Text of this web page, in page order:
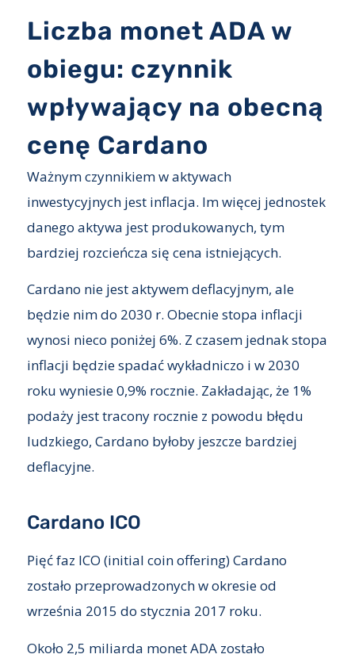
Liczba monet ADA w
obiegu: czynnik
wpływający na obecną
cenę Cardano
Ważnym czynnikiem w aktywach
inwestycyjnych jest inflacja. Im więcej jednostek
danego aktywa jest produkowanych, tym
bardziej rozcieńcza się cena istniejących.
Cardano nie jest aktywem deflacyjnym, ale
będzie nim do 2030 r. Obecnie stopa inflacji
wynosi nieco poniżej 6%. Z czasem jednak stopa
inflacji będzie spadać wykładniczo i w 2030
roku wyniesie 0,9% rocznie. Zakładając, że 1%
podaży jest tracony rocznie z powodu błędu
ludzkiego, Cardano byłoby jeszcze bardziej
deflacyjne.
Cardano ICO
Pięć faz ICO (initial coin offering) Cardano
zostało przeprowadzonych w okresie od
września 2015 do stycznia 2017 roku.
Około 2,5 miliarda monet ADA zostało